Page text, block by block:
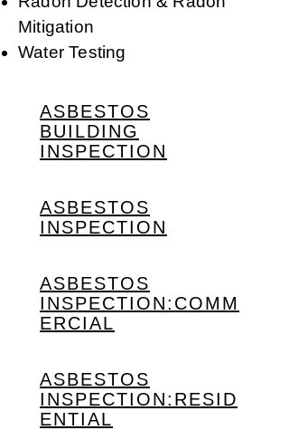
Mitigation
Water Testing
ASBESTOS
BUILDING
INSPECTION
ASBESTOS
INSPECTION
ASBESTOS
INSPECTION:COMM
ERCIAL
ASBESTOS
INSPECTION: RESID
ENTIAL